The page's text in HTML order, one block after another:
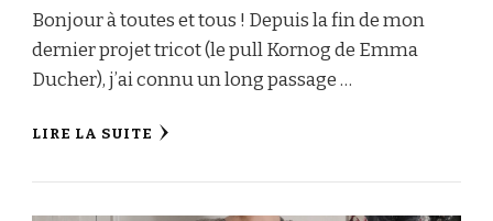
Bonjour à toutes et tous ! Depuis la fin de mon
dernier projet tricot (le pull Kornog de Emma
Ducher), j’ai connu un long passage …
LIRE LA SUITE